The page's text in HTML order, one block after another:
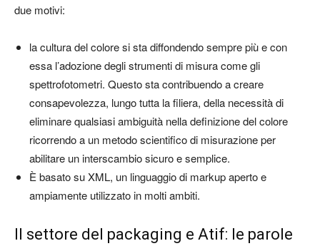
due motivi:
la cultura del colore si sta diffondendo sempre più e con
essa l’adozione degli strumenti di misura come gli
spettrofotometri. Questo sta contribuendo a creare
consapevolezza, lungo tutta la filiera, della necessità di
eliminare qualsiasi ambiguità nella definizione del colore
ricorrendo a un metodo scientifico di misurazione per
abilitare un interscambio sicuro e semplice.
È basato su XML, un linguaggio di markup aperto e
ampiamente utilizzato in molti ambiti.
Il settore del packaging e Atif: le parole